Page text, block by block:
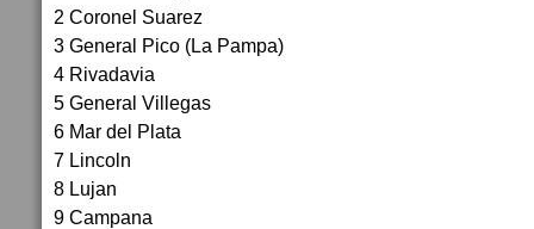
2 Coronel Suarez
3 General Pico (La Pampa)
4 Rivadavia
5 General Villegas
6 Mar del Plata
7 Lincoln
8 Lujan
9 Campana